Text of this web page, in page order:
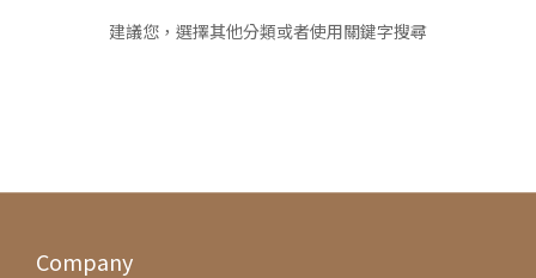
建議您，選擇其他分類或者使用關鍵字搜尋
Company